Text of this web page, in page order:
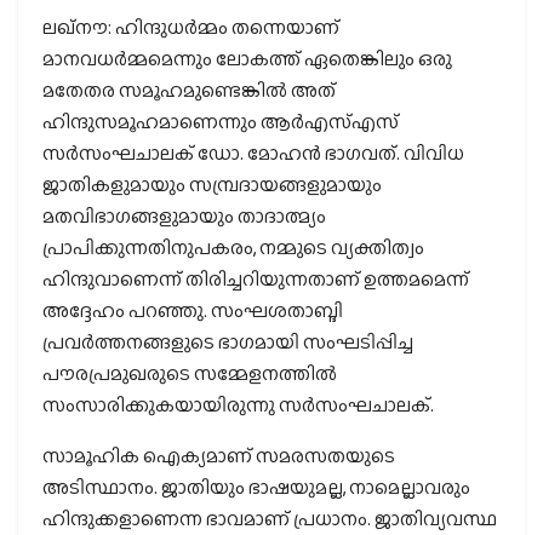
ലഖ്നൗ: ഹിന്ദുധര്‍മ്മം തന്നെയാണ്
മാനവധര്‍മ്മമെന്നും ലോകത്ത് ഏതെങ്കിലും ഒരു
മതേതര സമൂഹമുണ്ടെങ്കില്‍ അത്
ഹിന്ദുസമൂഹമാണെന്നും ആര്‍എസ്എസ്
സര്‍സംഘചാലക് ഡോ. മോഹന്‍ ഭാഗവത്. വിവിധ
ജാതികളുമായും സമ്പ്രദായങ്ങളുമായും
മതവിഭാഗങ്ങളുമായും താദാത്മ്യം
പ്രാപിക്കുന്നതിനുപകരം, നമ്മുടെ വ്യക്തിത്വം
ഹിന്ദുവാണെന്ന് തിരിച്ചറിയുന്നതാണ് ഉത്തമമെന്ന്
അദ്ദേഹം പറഞ്ഞു. സംഘശതാബ്ദി
പ്രവര്‍ത്തനങ്ങളുടെ ഭാഗമായി സംഘടിപ്പിച്ച
പൗരപ്രമുഖരുടെ സമ്മേളനത്തില്‍
സംസാരിക്കുകയായിരുന്നു സര്‍സംഘചാലക്.
സാമൂഹിക ഐക്യമാണ് സമരസതയുടെ
അടിസ്ഥാനം. ജാതിയും ഭാഷയുമല്ല, നാമെല്ലാവരും
ഹിന്ദുക്കളാണെന്ന ഭാവമാണ് പ്രധാനം. ജാതിവ്യവസ്ഥ